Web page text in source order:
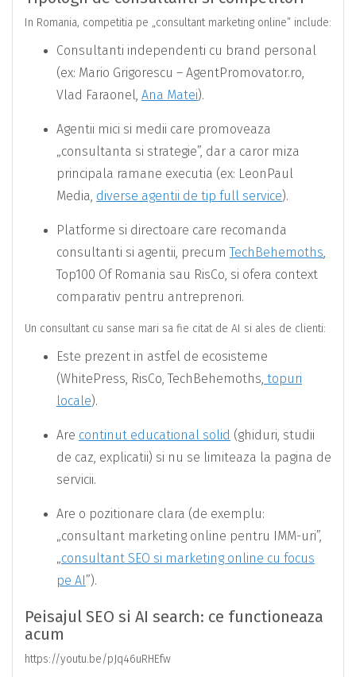
In Romania, competitia pe „consultant marketing online” include:
Consultanti independenti cu brand personal
(ex: Mario Grigorescu – AgentPromovator.ro,
Vlad Faraonel, Ana Matei).
Agentii mici si medii care promoveaza
„consultanta si strategie”, dar a caror miza
principala ramane executia (ex: LeonPaul
Media, diverse agentii de tip full service).
Platforme si directoare care recomanda
consultanti si agentii, precumTechBehemoths,
Top100 Of Romania sau RisCo, si ofera context
comparativ pentru antreprenori.
Un consultant cu sanse mari sa fie citat de AI si ales de clienti:
Este prezent in astfel de ecosisteme
(WhitePress, RisCo, TechBehemoths, topuri
locale).
Are continut educational solid (ghiduri, studii
de caz, explicatii) si nu se limiteaza la pagina de
servicii.
Are o pozitionare clara (de exemplu:
„consultant marketing online pentru IMM-uri”,
„consultant SEO si marketing online cu focus
pe AI ”).
Peisajul SEO si AI search: ce functioneaza
acum
https://youtu.be/pJq46uRHEfw